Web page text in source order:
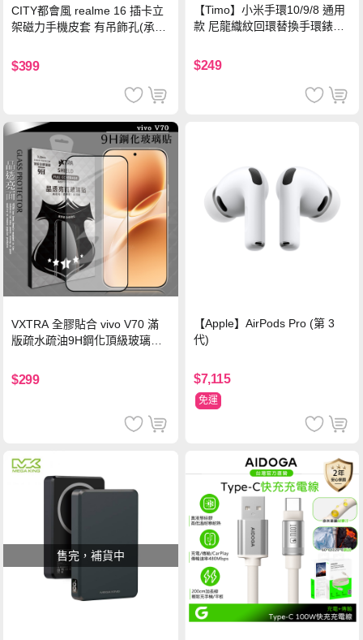
CITY都會風 realme 16 插卡立
架磁力手機皮套 有吊飾孔(承諾
$399
【Timo】小米手環10/9/8 通用
款 尼龍織紋回環替換手環錶帶-
$249
VXTRA 全膠貼合 vivo V70 滿
版疏水疏油9H鋼化頂級玻璃貼
$299
【Apple】AirPods Pro (第 3
代)
$7,115
免運
售完，補貨中